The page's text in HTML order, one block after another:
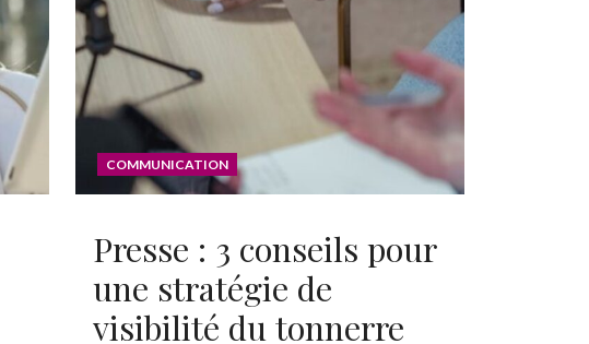
COMMUNICATION
Presse : 3 conseils pour
une stratégie de
visibilité du tonnerre